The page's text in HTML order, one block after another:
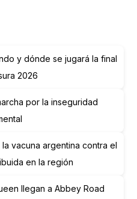
y dónde se jugará la final
2026
por la inseguridad
vacuna argentina contra el
en la región
llegan a Abbey Road